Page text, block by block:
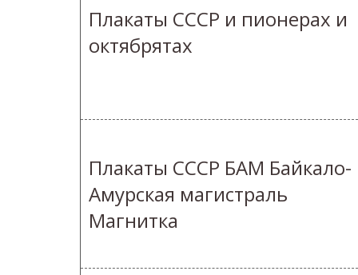
Плакаты СССР и пионерах и
октябрятах
Плакаты СССР БАМ Байкало-
Амурская магистраль
Магнитка